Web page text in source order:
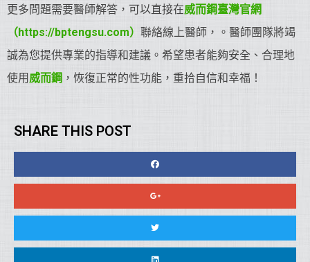
更多問題需要醫師解答，可以直接在威而鋼臺灣官網
（https://bptengsu.com） 聯絡線上醫師，。醫師團隊將竭
誠為您提供專業的指導和建議。希望患者能夠安全、合理地
使用 威而鋼 ，恢復正常的性功能，重拾自信和幸福！
SHARE THIS POST